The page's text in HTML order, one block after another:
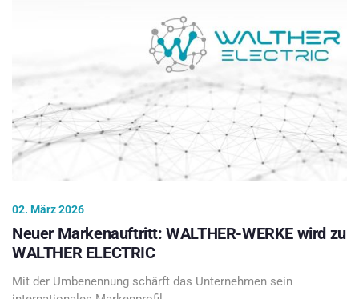
02. März 2026
Neuer Markenauftritt: WALTHER-WERKE wird zu
WALTHER ELECTRIC
Mit der Umbenennung schärft das Unternehmen sein